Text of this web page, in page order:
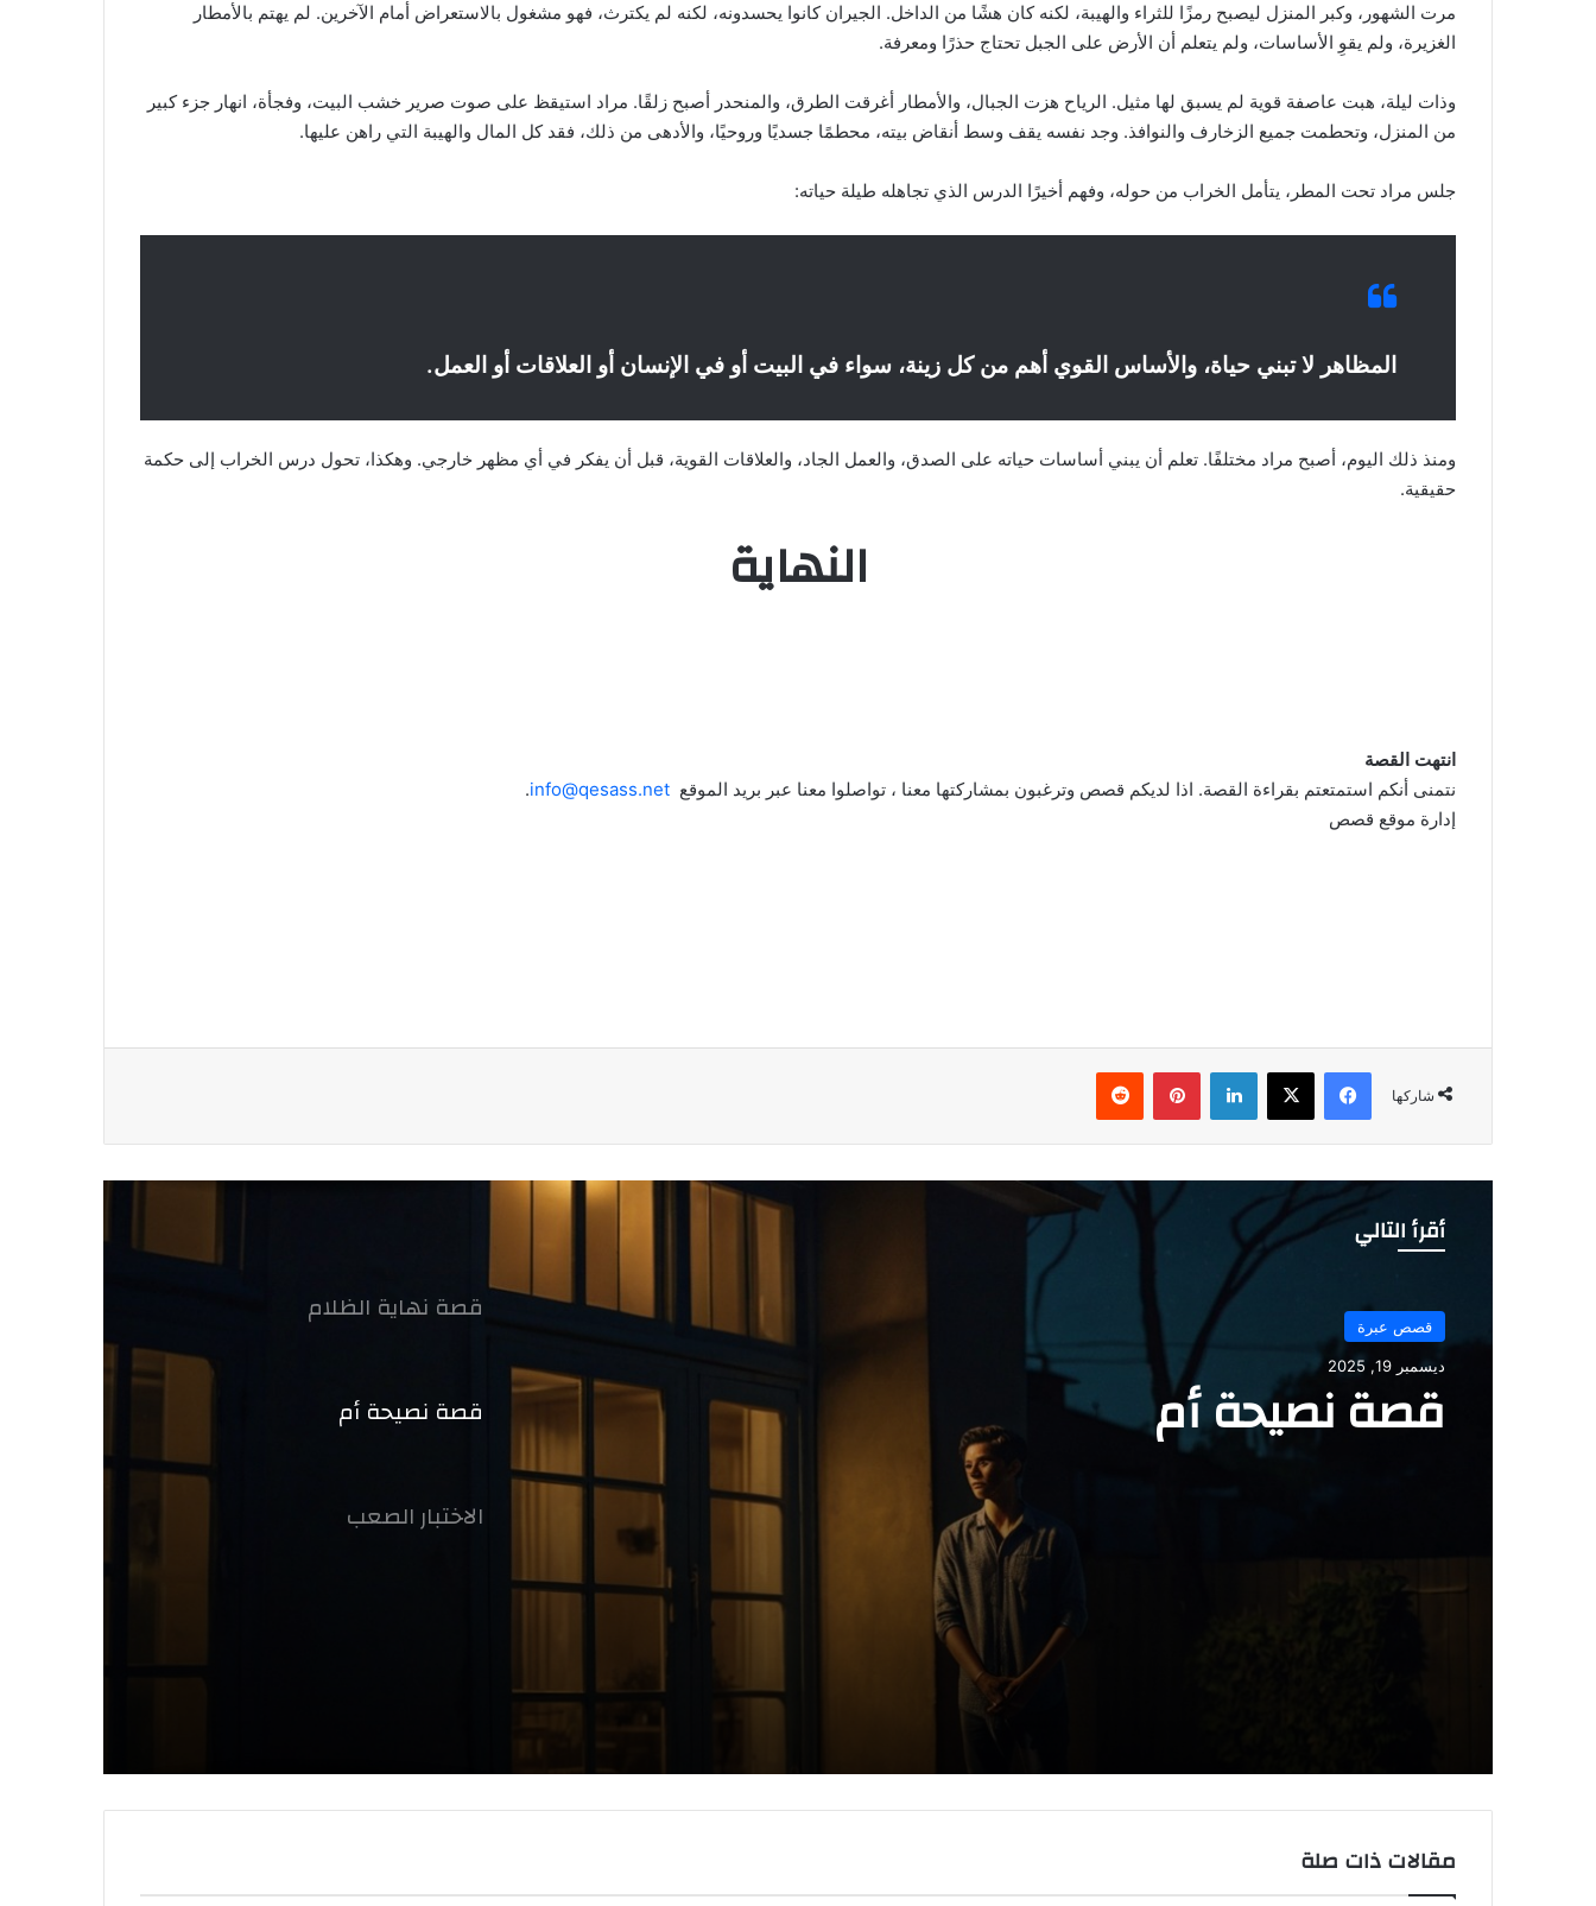
مرت الشهور، وكبر المنزل ليصبح رمزًا للثراء والهيبة، لكنه كان هشًا من الداخل. الجيران كانوا يحسدونه، لكنه لم يكترث، فهو مشغول بالاستعراض أمام الآخرين. لم يهتم بالأمطار
الغزيرة، ولم يقوِ الأساسات، ولم يتعلم أن الأرض على الجبل تحتاج حذرًا ومعرفة.
وذات ليلة، هبت عاصفة قوية لم يسبق لها مثيل. الرياح هزت الجبال، والأمطار أغرقت الطرق، والمنحدر أصبح زلقًا. مراد استيقظ على صوت صرير خشب البيت، وفجأة، انهار جزء كبير
من المنزل، وتحطمت جميع الزخارف والنوافذ. وجد نفسه يقف وسط أنقاض بيته، محطمًا جسديًا وروحيًا، والأدهى من ذلك، فقد كل المال والهيبة التي راهن عليها.
جلس مراد تحت المطر، يتأمل الخراب من حوله، وفهم أخيرًا الدرس الذي تجاهله طيلة حياته:
المظاهر لا تبني حياة، والأساس القوي أهم من كل زينة، سواء في البيت أو في الإنسان أو العلاقات أو العمل.
ومنذ ذلك اليوم، أصبح مراد مختلفًا. تعلم أن يبني أساسات حياته على الصدق، والعمل الجاد، والعلاقات القوية، قبل أن يفكر في أي مظهر خارجي. وهكذا، تحول درس الخراب إلى حكمة
حقيقية.
النهاية
انتهت القصة
نتمنى أنكم استمتعتم بقراءة القصة. اذا لديكم قصص وترغبون بمشاركتها معنا ، تواصلوا معنا عبر بريد الموقع info@qesass.net
.
إدارة موقع قصص
شاركها
فيسبوك ‫X لينكدإن بينتيريست
أقرأ التالي
قصص عبرة
ديسمبر 19, 2025
قصة نصيحة أم
قصص عبرة
أكتوبر 11, 2022
قصة نهاية الظلام
قصة نصيحة أم
الاختبار الصعب
مقالات ذات صلة